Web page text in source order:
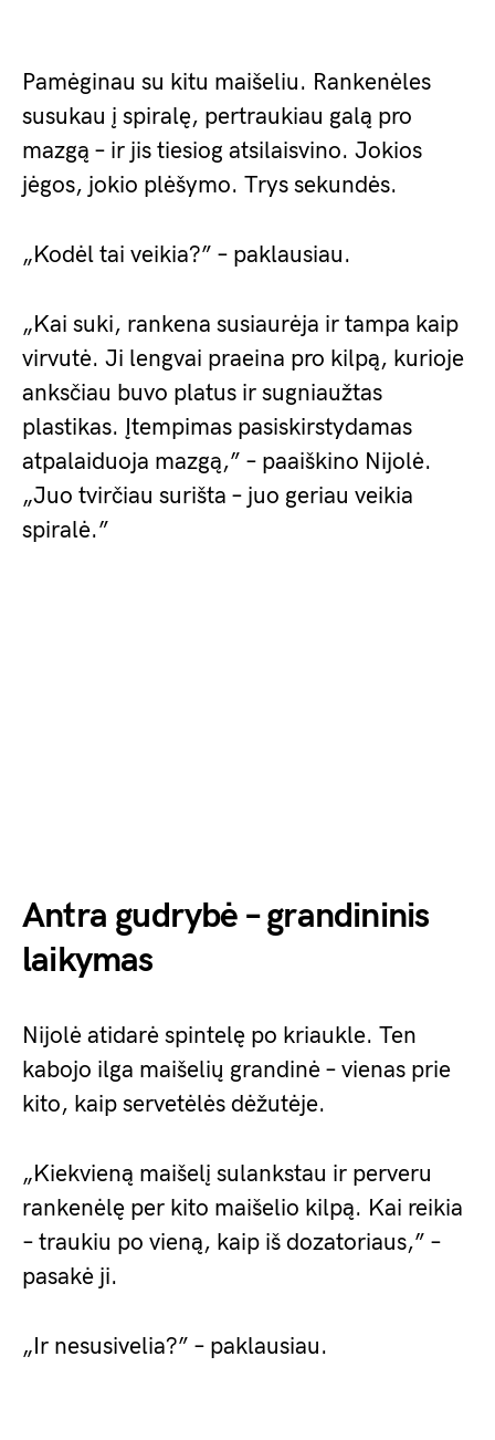
Pamėginau su kitu maišeliu. Rankenėles
susukau į spiralę, pertraukiau galą pro
mazgą – ir jis tiesiog atsilaisvino. Jokios
jėgos, jokio plėšymo. Trys sekundės.
„Kodėl tai veikia?” – paklausiau.
„Kai suki, rankena susiaurėja ir tampa kaip
virvutė. Ji lengvai praeina pro kilpą, kurioje
anksčiau buvo platus ir sugniaužtas
plastikas. Įtempimas pasiskirstydamas
atpalaiduoja mazgą,” – paaiškino Nijolė.
„Juo tvirčiau surišta – juo geriau veikia
spiralė.”
Antra gudrybė – grandininis
laikymas
Nijolė atidarė spintelę po kriaukle. Ten
kabojo ilga maišelių grandinė – vienas prie
kito, kaip servetėlės dėžutėje.
„Kiekvieną maišelį sulankstau ir perveru
rankenėlę per kito maišelio kilpą. Kai reikia
– traukiu po vieną, kaip iš dozatoriaus,” –
pasakė ji.
„Ir nesusivelia?” – paklausiau.